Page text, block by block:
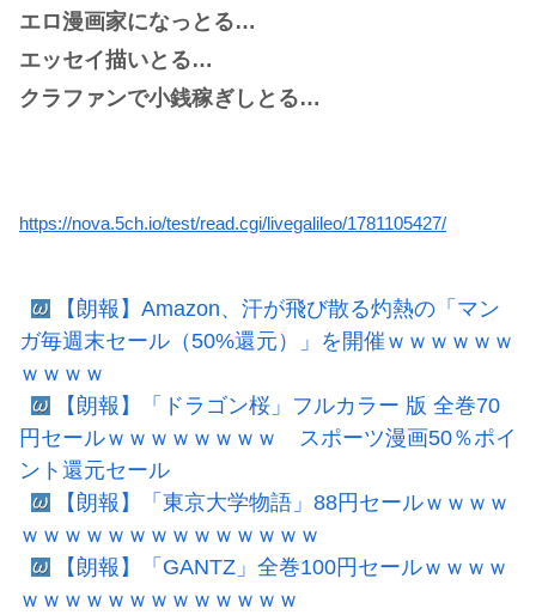
エロ漫画家になっとる…
エッセイ描いとる…
クラファンで小銭稼ぎしとる…
https://nova.5ch.io/test/read.cgi/livegalileo/1781105427/
【朗報】Amazon、汗が飛び散る灼熱の「マン
ガ毎週末セール（50%還元）」を開催ｗｗｗｗｗｗ
ｗｗｗｗ
【朗報】「ドラゴン桜」フルカラー 版 全巻70
円セールｗｗｗｗｗｗｗｗ スポーツ漫画50％ポイ
ント還元セール
【朗報】「東京大学物語」88円セールｗｗｗｗ
ｗｗｗｗｗｗｗｗｗｗｗｗｗｗ
【朗報】「GANTZ」全巻100円セールｗｗｗｗ
ｗｗｗｗｗｗｗｗｗｗｗｗｗ